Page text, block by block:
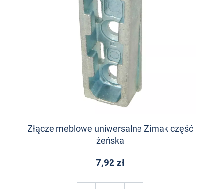
Złącze meblowe uniwersalne Zimak część
żeńska
7,92 zł